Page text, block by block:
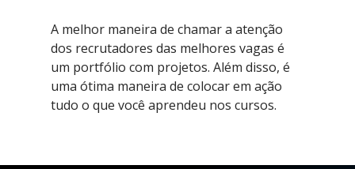
A melhor maneira de chamar a atenção
dos recrutadores das melhores vagas é
um portfólio com projetos. Além disso, é
uma ótima maneira de colocar em ação
tudo o que você aprendeu nos cursos.